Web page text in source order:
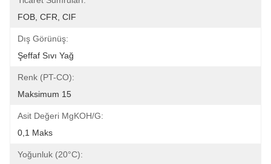
FOB, CFR, CIF
Dış Görünüş:
Şeffaf Sıvı Yağ
Renk (PT-CO):
Maksimum 15
Asit Değeri MgKOH/g:
0,1 Maks
Yoğunluk (20°C):